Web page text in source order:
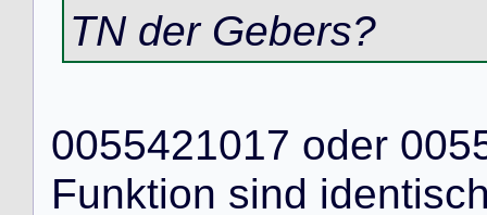
TN der Gebers?
0055421017 oder 005
Funktion sind identisc